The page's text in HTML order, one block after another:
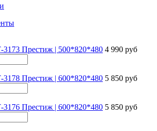
3173 Престиж | 500*820*480 4 990 руб
3178 Престиж | 600*820*480 5 850 руб
3176 Престиж | 600*820*480 5 850 руб